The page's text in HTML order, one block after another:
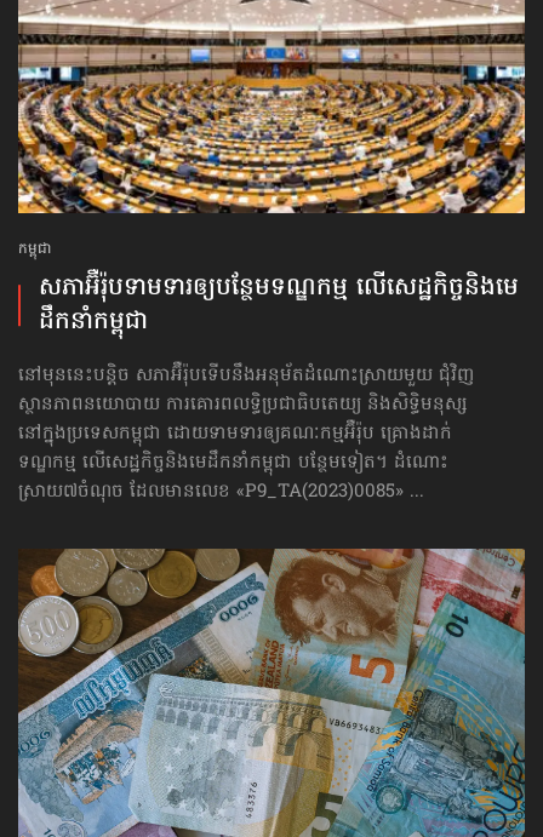
កម្ពុជា
សភាអ៊ឺរ៉ុបទាមទារ​ឲ្យបន្ថែម​ទណ្ឌកម្ម លើសេដ្ឋកិច្ច​និងមេ
ដឹកនាំកម្ពុជា
នៅមុននេះបន្តិច សភាអ៊ឺរ៉ុបទើបនឹងអនុម័តដំណោះស្រាយមួយ ជុំវិញ
ស្ថានភាពនយោបាយ ការគោរព​លទ្ធិ​ប្រជាធិបតេយ្យ និងសិទ្ធិមនុស្ស
នៅក្នុងប្រទេសកម្ពុជា ដោយទាមទារឲ្យគណៈកម្មអ៊ឺរ៉ុប គ្រោងដាក់​
ទណ្ឌកម្ម លើសេដ្ឋកិច្ច​និងមេដឹកនាំកម្ពុជា បន្ថែមទៀត។ ដំណោះ
ស្រាយ៧ចំណុច ដែលមានលេខ «P9_TA(2023)0085» ...